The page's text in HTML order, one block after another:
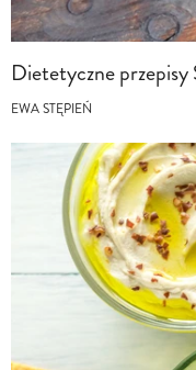
Dietetyczne
EWA STĘPIEŃ